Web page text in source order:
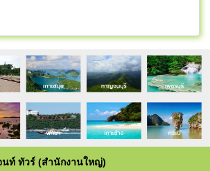
นท์ ทัวร์ (สำนักงานใหญ่)